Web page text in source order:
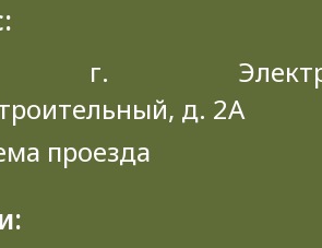
г.
д. 2A
проезда